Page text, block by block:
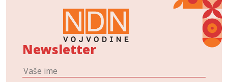
Newsletter